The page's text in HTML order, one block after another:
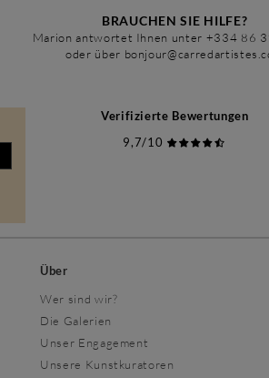
BRAUCHEN SIE HILFE?
Marion antwortet Ihnen unter +334 86
oder über
Verifizierte Bewertungen
9,7/10
Über
Wer sind wir?
Die Galerien
Unser Engagement
Unsere Kunstkuratoren